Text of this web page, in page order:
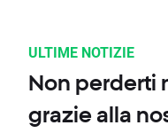
ULTIME NOTIZIE
Non perderti
grazie alla